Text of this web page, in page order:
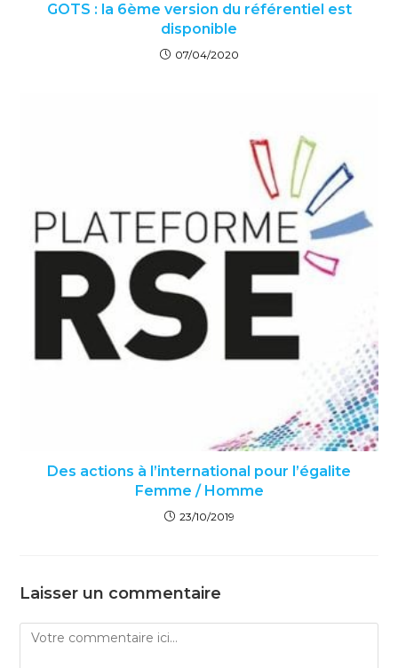
GOTS : la 6ème version du référentiel est
disponible
07/04/2020
Des actions à l’international pour l’égalite
Femme / Homme
23/10/2019
Laisser un commentaire